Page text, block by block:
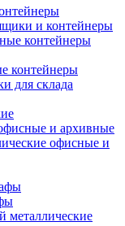
и контейнеры
контейнеры
контейнеры
для склада
и архивные
офисные и